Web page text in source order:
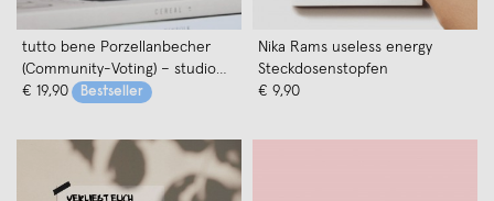
tutto bene Porzellanbecher
(Community-Voting) – studio
ciao
€ 19,90 Bestseller
Nika Rams useless energy
Steckdosenstopfen
€ 9,90